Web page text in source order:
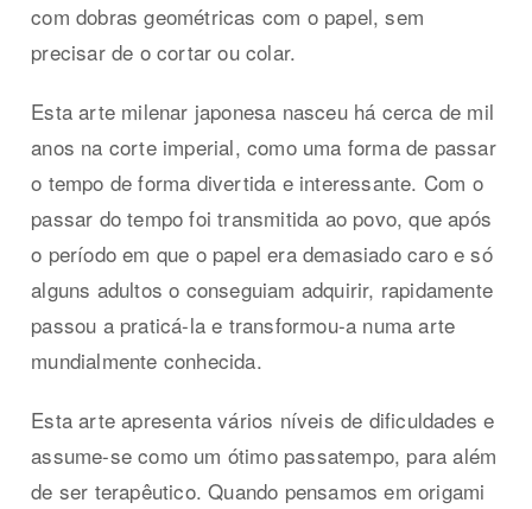
com dobras geométricas com o papel, sem
precisar de o cortar ou colar.
Esta arte milenar japonesa nasceu há cerca de mil
anos na corte imperial, como uma forma de passar
o tempo de forma divertida e interessante. Com o
passar do tempo foi transmitida ao povo, que após
o período em que o papel era demasiado caro e só
alguns adultos o conseguiam adquirir, rapidamente
passou a praticá-la e transformou-a numa arte
mundialmente conhecida.
Esta arte apresenta vários níveis de dificuldades e
assume-se como um ótimo passatempo, para além
de ser terapêutico. Quando pensamos em origami